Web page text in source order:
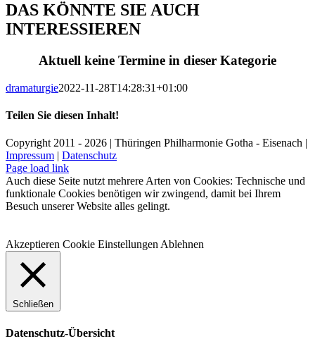
DAS KÖNNTE SIE AUCH
INTERESSIEREN
Aktuell keine Termine in dieser Kategorie
dramaturgie2022-11-28T14:28:31+01:00
Teilen Sie diesen Inhalt!
Facebook
X
LinkedIn
E-
Mail
Copyright 2011 - 2026 | Thüringen Philharmonie Gotha - Eisenach |
Impressum | Datenschutz
Facebook
Instagram
WhatsApp
YouTube
E-
Mail
Telefon
Page load link
Auch diese Seite nutzt mehrere Arten von Cookies: Technische und
funktionale Cookies benötigen wir zwingend, damit bei Ihrem
Besuch unserer Website alles gelingt.
Akzeptieren Cookie Einstellungen Ablehnen
Schließen
Datenschutz-Übersicht